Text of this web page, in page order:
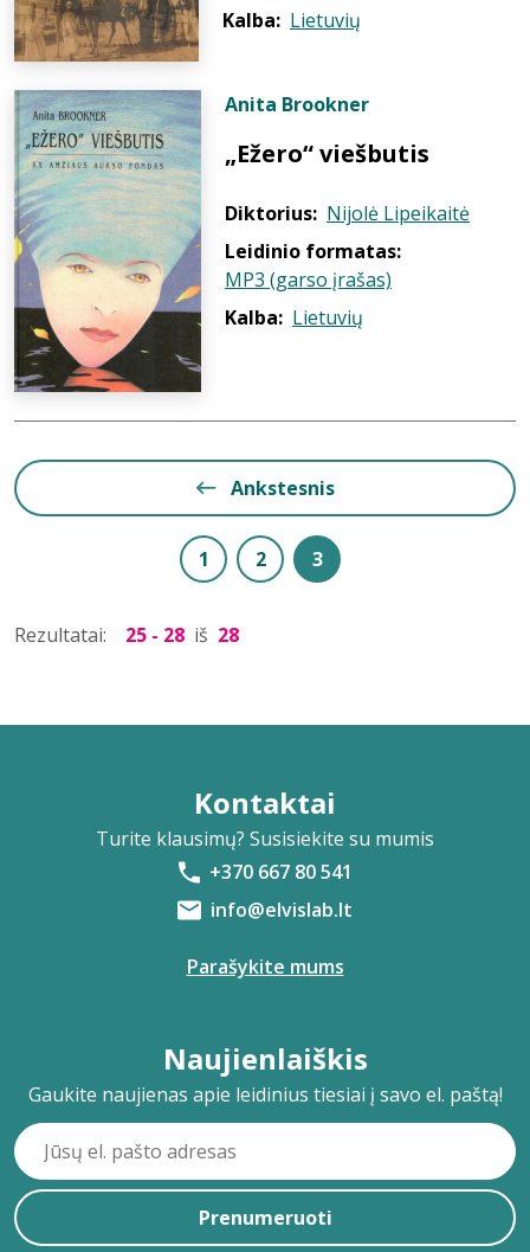
Kalba: Lietuvių
Anita Brookner
„Ežero“ viešbutis
Diktorius: Nijolė Lipeikaitė
Leidinio formatas:
MP3 (garso įrašas)
Kalba: Lietuvių
Ankstesnis
1 2 3
Rezultatai: 25 - 28 iš 28
Kontaktai
Turite klausimų? Susisiekite su mumis
+370 667 80 541
info@elvislab.lt
Parašykite mums
Naujienlaiškis
Gaukite naujienas apie leidinius tiesiai į savo el. paštą!
Prenumeruoti